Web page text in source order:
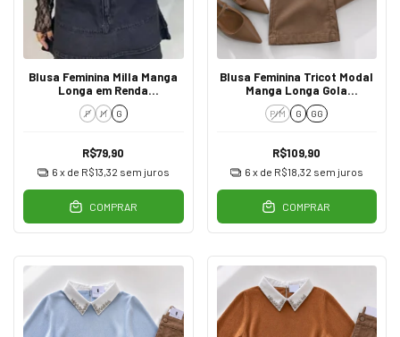
Blusa Feminina Milla Manga
Longa em Renda
Transparente Preto
P M G
R$79,90
6 x de R$13,32 sem juros
COMPRAR
Blusa Feminina Tricot Modal
Manga Longa Gola
Trabalhada Verde
P/M G GG
R$109,90
6 x de R$18,32 sem juros
COMPRAR